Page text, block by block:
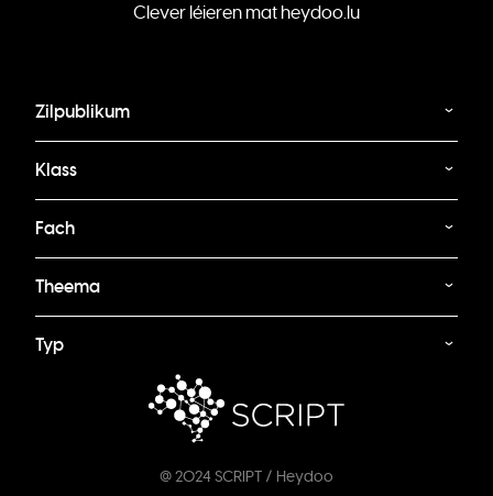
Clever léieren mat heydoo.lu
Zilpublikum
Klass
Fach
Theema
Typ
@ 2024 SCRIPT / Heydoo